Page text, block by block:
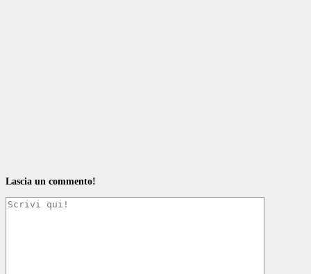
Lascia un commento!